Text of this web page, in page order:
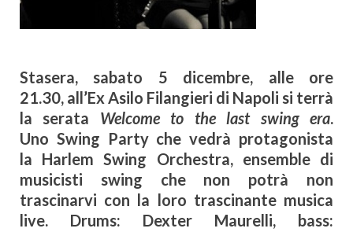
Stasera, sabato 5 dicembre, alle ore
21.30, all’Ex Asilo Filangieri di Napoli si terrà
la serata Welcome to the last swing era.
Uno Swing Party che vedrà protagonista
la Harlem Swing Orchestra, ensemble di
musicisti swing che non potrà non
trascinarvi con la loro trascinante musica
live. Drums: Dexter Maurelli, bass: